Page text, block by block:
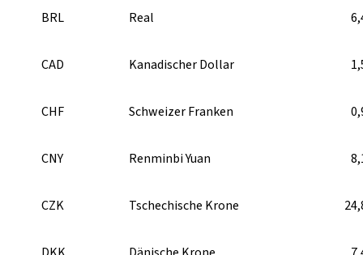
BRL Real
CAD Kanadischer Dollar
CHF Schweizer Franken
CNY Renminbi Yuan
CZK Tschechische Krone